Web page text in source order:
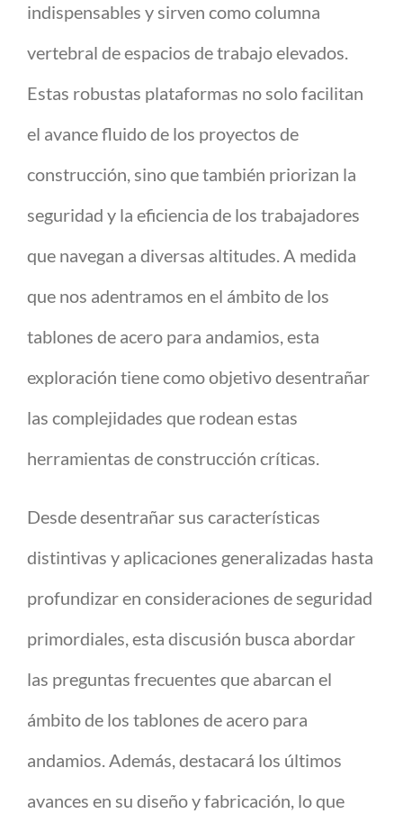
indispensables y sirven como columna
vertebral de espacios de trabajo elevados.
Estas robustas plataformas no solo facilitan
el avance fluido de los proyectos de
construcción, sino que también priorizan la
seguridad y la eficiencia de los trabajadores
que navegan a diversas altitudes. A medida
que nos adentramos en el ámbito de los
tablones de acero para andamios, esta
exploración tiene como objetivo desentrañar
las complejidades que rodean estas
herramientas de construcción críticas.
Desde desentrañar sus características
distintivas y aplicaciones generalizadas hasta
profundizar en consideraciones de seguridad
primordiales, esta discusión busca abordar
las preguntas frecuentes que abarcan el
ámbito de los tablones de acero para
andamios. Además, destacará los últimos
avances en su diseño y fabricación, lo que